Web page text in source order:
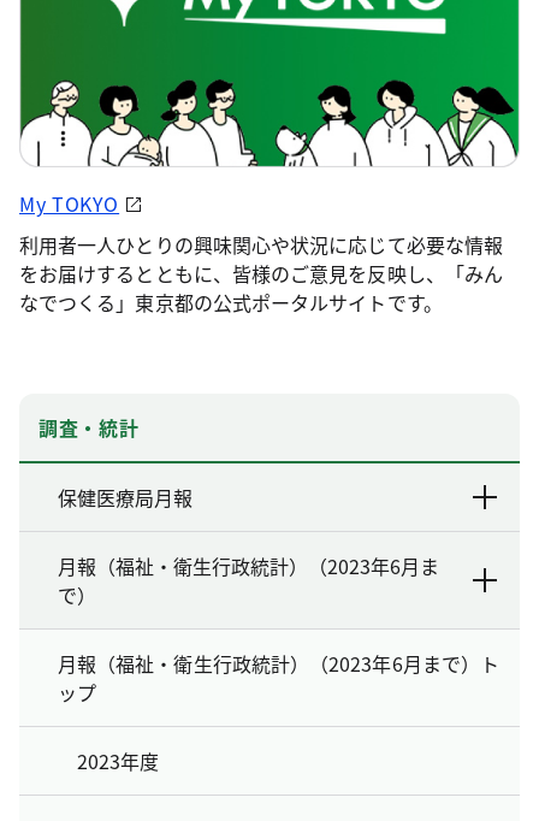
My TOKYO
利用者一人ひとりの興味関心や状況に応じて必要な情報
をお届けするとともに、皆様のご意見を反映し、「みん
なでつくる」東京都の公式ポータルサイトです。
調査・統計
保健医療局月報
月報（福祉・衛生行政統計）（2023年6月ま
で）
月報（福祉・衛生行政統計）（2023年6月まで）ト
ップ
2023年度